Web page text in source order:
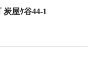
屋ｹ谷44-1